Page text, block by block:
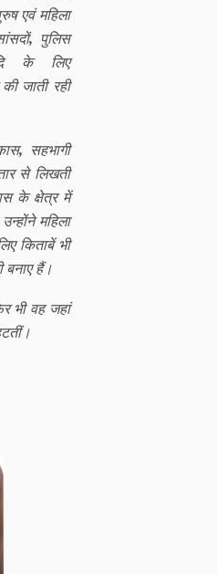
एवं महिला
,
पुलिस
के लिए
जाती रही
,
सहभागी
से लिखती
के क्षेत्र में
महिला
किताबें भी
बनाए हैं।
भी वह जहां